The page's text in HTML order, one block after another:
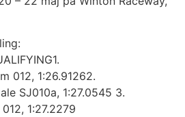
012, 1:26.91262.
SJ010a, 1:27.0545 3.
1:27.2279